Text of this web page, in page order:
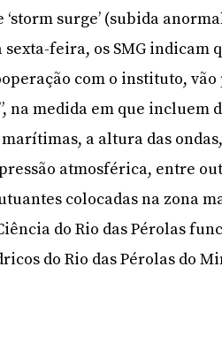
‘storm surge’ (subida
feira, os SMG indicam
com o instituto,
na medida em que incluem
a altura das
atmosférica, entre
colocadas na zona
do Rio das Pérolas
do Rio das Pérolas do